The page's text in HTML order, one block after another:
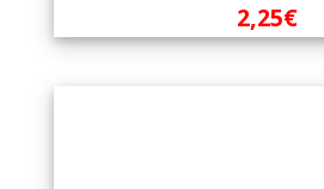
2,25€